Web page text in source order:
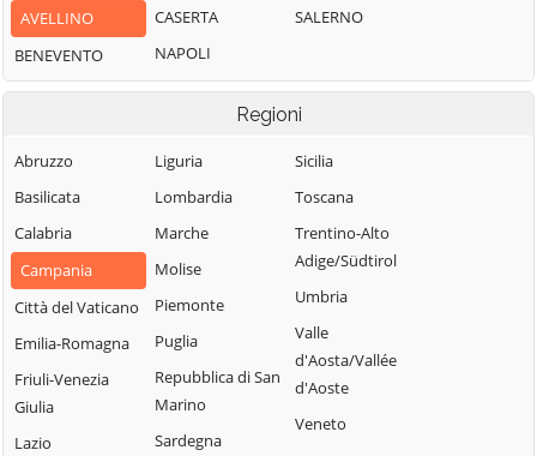
Cairano
Calabritto
Calitri
Caposele
Capriglia Irpina
Carife
Casalbore
Cassano Irpino
Castel Baronia
Castelfranci
Castelvetere sul
Calore
Irpino
Montefalcione
Monteforte
Morra De Sanctis
Moschiano
all'Esca
Lombardi
Santa Lucia di
Serino
Santa Paolina
Santo Stefano
del Sole
Savignano Irpino
Scampitella
Senerchia
AVELLINO
BENEVENTO
CASERTA
NAPOLI
SALERNO
Regioni
Abruzzo
Basilicata
Calabria
Campania
Città del Vaticano
Emilia-Romagna
Friuli-Venezia
Giulia
Lazio
Liguria
Lombardia
Marche
Molise
Piemonte
Puglia
Repubblica di San
Marino
Sardegna
Sicilia
Toscana
Trentino-Alto
Adige/Südtirol
Umbria
Valle
d'Aosta/Vallée
d'Aoste
Veneto